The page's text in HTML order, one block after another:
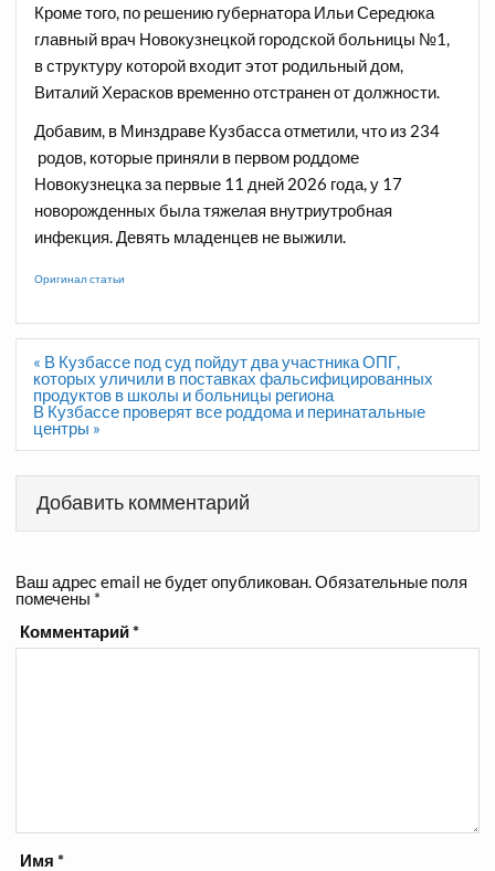
Кроме того, по решению губернатора Ильи Середюка
главный врач Новокузнецкой городской больницы №1,
в структуру которой входит этот родильный дом,
Виталий Херасков временноотстранен от должности.
Добавим, в Минздраве Кузбассаотметили, что из 234
родов, которые приняли в первом роддоме
Новокузнецка за первые 11 дней 2026 года, у 17
новорожденных была тяжелая внутриутробная
инфекция. Девять младенцев не выжили.
Оригинал статьи
Навигация
по
записям
« В Кузбассе под суд пойдут два участника ОПГ,
которых уличили в поставках фальсифицированных
продуктов в школы и больницы региона
В Кузбассе проверят все роддома и перинатальные
центры »
Добавить комментарий
Ваш адрес email не будет опубликован.Обязательные поля
помечены *
Комментарий*
Имя*